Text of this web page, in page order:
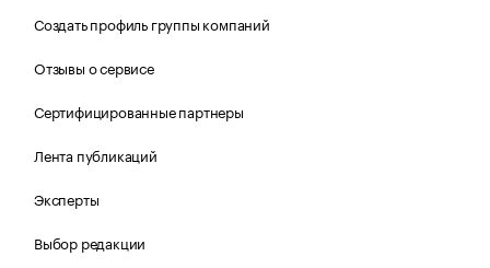
Создать профиль группы компаний
Отзывы о сервисе
Сертифицированные партнеры
Лента публикаций
Эксперты
Выбор редакции